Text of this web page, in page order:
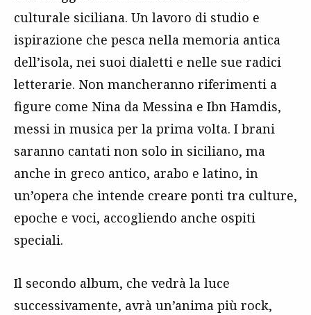
culturale siciliana. Un lavoro di studio e
ispirazione che pesca nella memoria antica
dell’isola, nei suoi dialetti e nelle sue radici
letterarie. Non mancheranno riferimenti a
figure come Nina da Messina e Ibn Hamdis,
messi in musica per la prima volta. I brani
saranno cantati non solo in siciliano, ma
anche in greco antico, arabo e latino, in
un’opera che intende creare ponti tra culture,
epoche e voci, accogliendo anche ospiti
speciali.
Il secondo album, che vedrà la luce
successivamente, avrà un’anima più rock,